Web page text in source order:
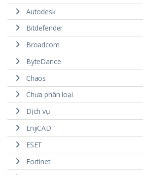
Autodesk
Bitdefender
Broadcom
ByteDance
Chaos
Chưa phân loại
Dịch vụ
EnjiCAD
ESET
Fortinet